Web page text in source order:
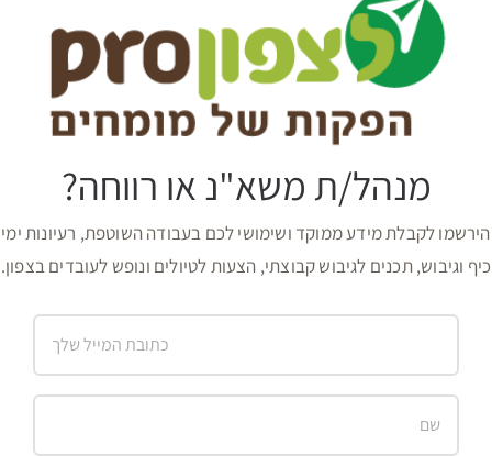
מנהל/ת משא"נ או רווחה?
הירשמו לקבלת מידע ממוקד ושימושי לכם בעבודה השוטפת, רעיונות ימי
כיף וגיבוש, תכנים לגיבוש קבוצתי, הצעות לטיולים ונופש לעובדים בצפון.